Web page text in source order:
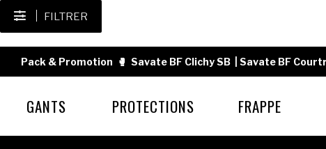
FILTRER
Pack & Promotion 🥊 Savate BF Clichy SB Savate BF
GANTS PROTECTIONS FRAPPE